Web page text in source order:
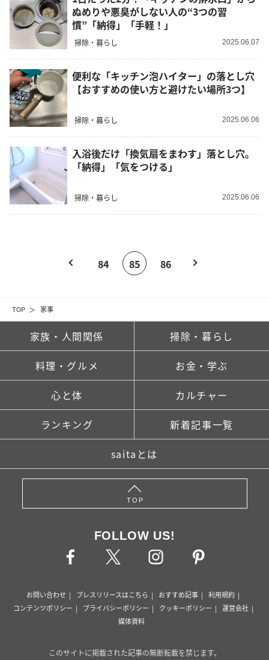
TOP 家事
ぬめりや悪臭がしない人の“3つの習
慣”「納得」「手軽！」
掃除・暮らし 2025.06.07
便利な「キッチン泡ハイター」の落とし穴
【おすすめの使い方と避けたい場所3つ】
掃除・暮らし 2025.06.06
入浴後だけ「換気扇をまわす」落とし穴。
「納得」「気をつける」
掃除・暮らし 2025.06.06
84 85 86
家族・人間関係 掃除・暮らし
料理・グルメ お金・学ぶ
心と体 カルチャー
ランキング 新着記事一覧
saitaとは
TOP
FOLLOW US!
お問い合わせ プレスリリースはこちら おすすめ記事
利用規約
コンテンツポリシー
プライバシーポリシー クッキーポリシー
運営会社
媒体資料
このサイトに掲載された記事の無断転載を禁じます。